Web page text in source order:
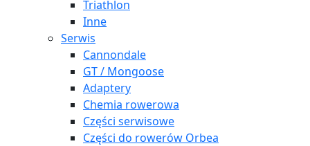
Triathlon
Inne
Serwis
Cannondale
GT / Mongoose
Adaptery
Chemia rowerowa
Części serwisowe
Części do rowerów Orbea